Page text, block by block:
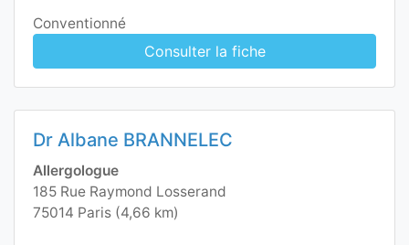
Conventionné
Consulter la fiche
Dr Albane BRANNELEC
Allergologue
185 Rue Raymond Losserand
75014 Paris (4,66 km)